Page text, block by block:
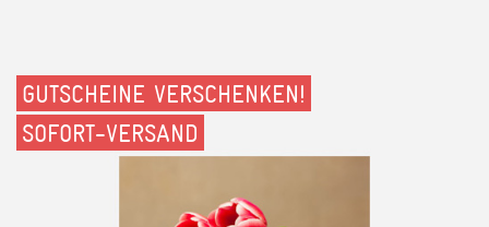
GUTSCHEINE VERSCHENKEN!
SOFORT-VERSAND